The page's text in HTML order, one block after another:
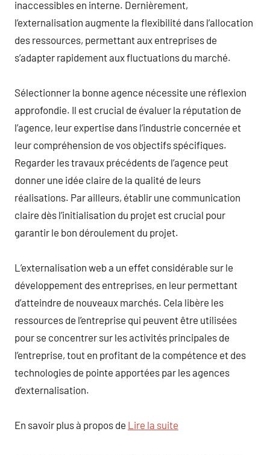
inaccessibles en interne. Dernièrement,
l’externalisation augmente la flexibilité dans l’allocation
des ressources, permettant aux entreprises de
s’adapter rapidement aux fluctuations du marché.
Sélectionner la bonne agence nécessite une réflexion
approfondie. Il est crucial de évaluer la réputation de
l’agence, leur expertise dans l’industrie concernée et
leur compréhension de vos objectifs spécifiques.
Regarder les travaux précédents de l’agence peut
donner une idée claire de la qualité de leurs
réalisations. Par ailleurs, établir une communication
claire dès l’initialisation du projet est crucial pour
garantir le bon déroulement du projet.
L’externalisation web a un effet considérable sur le
développement des entreprises, en leur permettant
d’atteindre de nouveaux marchés. Cela libère les
ressources de l’entreprise qui peuvent être utilisées
pour se concentrer sur les activités principales de
l’entreprise, tout en profitant de la compétence et des
technologies de pointe apportées par les agences
d’externalisation.
En savoir plus à propos de Lire la suite